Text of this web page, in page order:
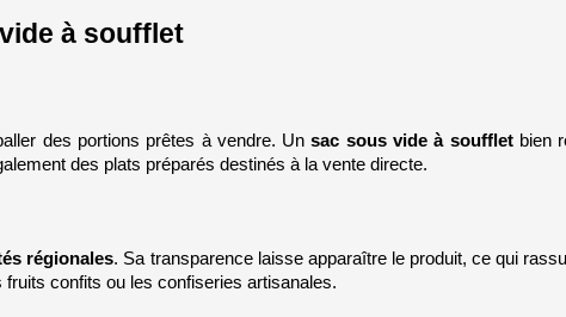
à soufflet
des portions prêtes à vendre. Un sac sous vide à soufflet bien
des plats préparés destinés à la vente directe.
régionales. Sa transparence laisse apparaître le produit, ce qui
confits ou les confiseries artisanales.